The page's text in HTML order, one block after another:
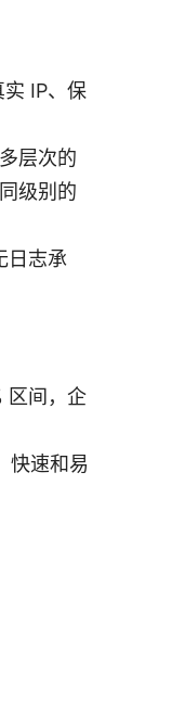
IP、保
层次的
级别的
日志承
区间，企
快速和易